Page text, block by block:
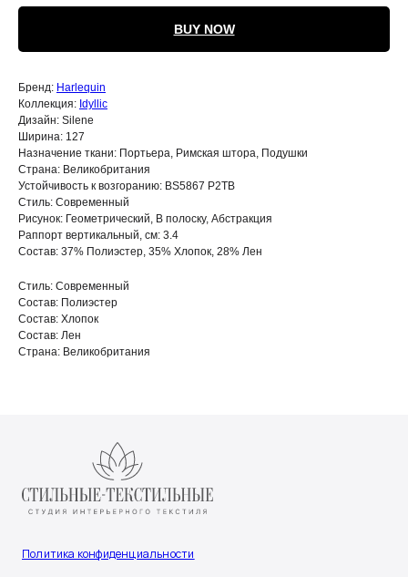
BUY NOW
Бренд: Harlequin
Коллекция: Idyllic
Дизайн: Silene
Ширина: 127
Назначение ткани: Портьера, Римская штора, Подушки
Страна: Великобритания
Устойчивость к возгоранию: BS5867 P2TB
Стиль: Современный
Рисунок: Геометрический, В полоску, Абстракция
Раппорт вертикальный, см: 3.4
Состав: 37% Полиэстер, 35% Хлопок, 28% Лен
Стиль: Современный
Состав: Полиэстер
Состав: Хлопок
Состав: Лен
Страна: Великобритания
Политика конфиденциальности